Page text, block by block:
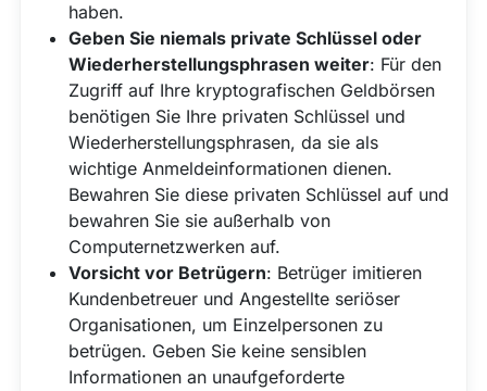
haben.
Geben Sie niemals private Schlüssel oder
Wiederherstellungsphrasen weiter: Für den
Zugriff auf Ihre kryptografischen Geldbörsen
benötigen Sie Ihre privaten Schlüssel und
Wiederherstellungsphrasen, da sie als
wichtige Anmeldeinformationen dienen.
Bewahren Sie diese privaten Schlüssel auf und
bewahren Sie sie außerhalb von
Computernetzwerken auf.
Vorsicht vor Betrügern: Betrüger imitieren
Kundenbetreuer und Angestellte seriöser
Organisationen, um Einzelpersonen zu
betrügen. Geben Sie keine sensiblen
Informationen an unaufgeforderte